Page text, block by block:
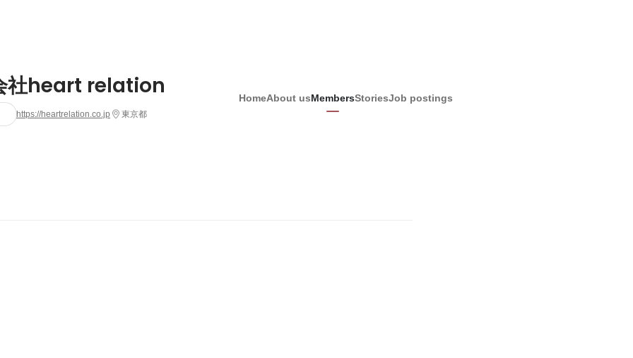
社heart relation
https://heartrelation.co.jp 東京都
HomeAbout usMembersStoriesJob postings